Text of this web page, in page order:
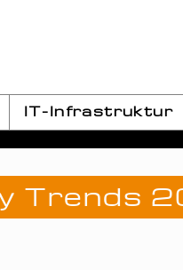
IT-Infrastruktur
Trends